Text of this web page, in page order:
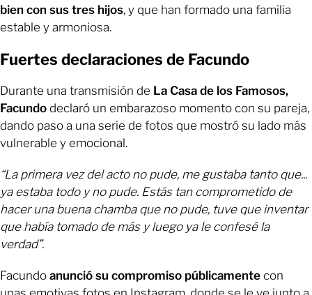
bien con sus tres hijos, y que han formado una familia
estable y armoniosa.
Fuertes declaraciones de Facundo
Durante una transmisión de La Casa de los Famosos,
Facundo declaró un embarazoso momento con su pareja,
dando paso a una serie de fotos que mostró su lado más
vulnerable y emocional.
“La primera vez del acto no pude, me gustaba tanto que...
ya estaba todo y no pude. Estás tan comprometido de
hacer una buena chamba que no pude, tuve que inventar
que había tomado de más y luego ya le confesé la
verdad”.
Facundo anunció su compromiso públicamente con